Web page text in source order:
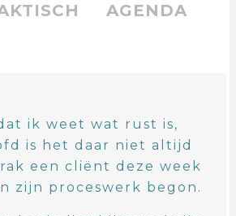
AGENDA
ik weet wat rust is,
is het daar niet altijd
een cliënt deze week
zijn proceswerk begon.